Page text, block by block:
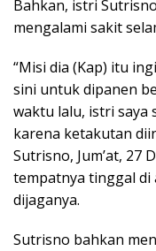
Bahkan, istri
mengalami sakit
“Misi dia (Kap) itu
sini untuk dipanen
waktu lalu, istri saya
karena ketakutan
Sutrisno, Jum’at, 27
tempatnya tinggal di
dijaganya.
Sutrisno bahkan